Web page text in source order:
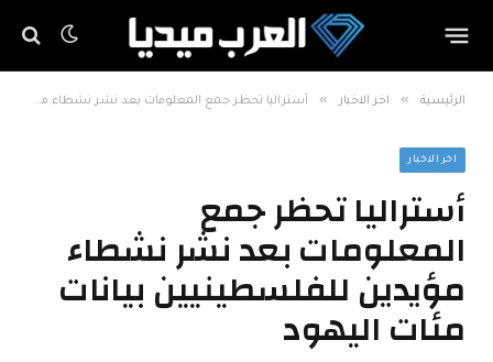
الرئيسية » اخر الاخبار » أستراليا تحظر جمع المعلومات بعد نشر نشطاء مؤيدين للفلسطينيين بيانات مئات اليهود
اخر الاخبار
أستراليا تحظر جمع
المعلومات بعد نشر نشطاء
مؤيدين للفلسطينيين بيانات
مئات اليهود